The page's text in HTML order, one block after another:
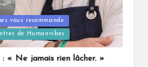
vous recommande
de Humanvibes
: « Ne jamais rien lâcher. »